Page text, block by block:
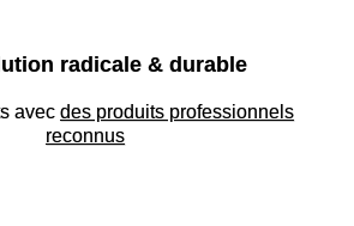
radicale & durable
avec des produits professionnels
reconnus